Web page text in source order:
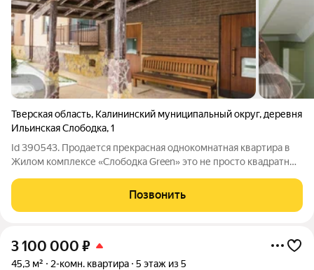
Тверская область, Калининский муниципальный округ, деревня
Ильинская Слободка,1
Id 390543. Продается прекрасная однокомнатная квартира в
Жилом комплексе «Слободка Green» это не просто квадратные
«городской гонки». Кирпичный дом 2023 года постройки, всего
4 этажа. Здесь
Позвонить
3 100 000 ₽
45,3 м² 2-комн. квартира 5 этаж из 5